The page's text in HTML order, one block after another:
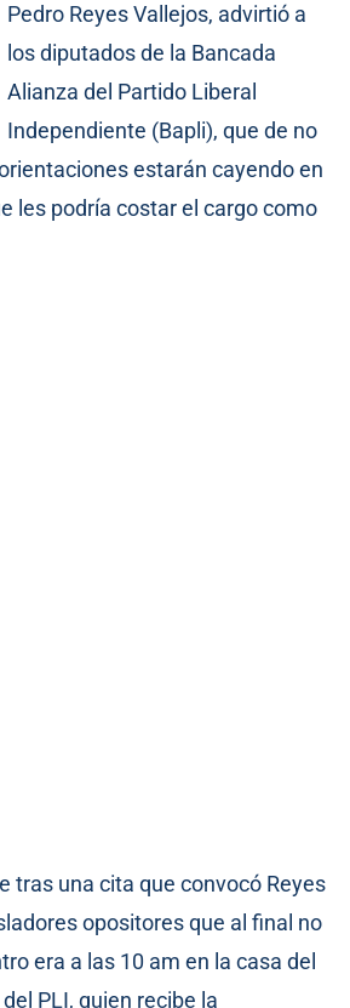
Pedro Reyes Vallejos, advirtió a
los diputados de la Bancada
Alianza del Partido Liberal
Independiente (Bapli), que de no
estarán cayendo en
les podría costar el cargo como
tras una cita que convocó Reyes
opositores que al final no
era a las 10 am en la casa del
PLI, quien recibe la